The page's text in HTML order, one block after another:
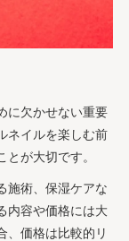
に欠かせない重要
ネイルを楽しむ前
が大切です。
施術、保湿ケアな
内容や価格には大
、価格は比較的リ